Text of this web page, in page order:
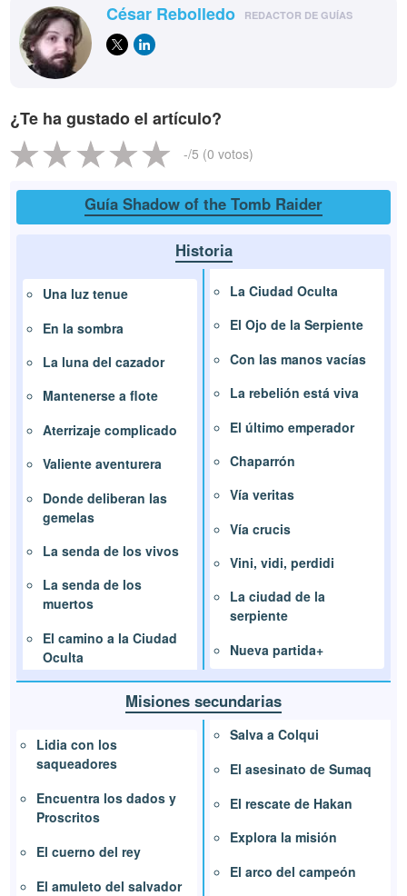
César Rebolledo REDACTOR DE GUÍAS
¿Te ha gustado el artículo?
-/5 (0 votos)
Guía Shadow of the Tomb Raider
Historia
Una luz tenue
En la sombra
La luna del cazador
Mantenerse a flote
Aterrizaje complicado
Valiente aventurera
Donde deliberan las
gemelas
La senda de los vivos
La senda de los
muertos
El camino a la Ciudad
Oculta
La Ciudad Oculta
El Ojo de la Serpiente
Con las manos vacías
La rebelión está viva
El último emperador
Chaparrón
Vía veritas
Vía crucis
Vini, vidi, perdidi
La ciudad de la
serpiente
Nueva partida+
Misiones secundarias
Lidia con los
saqueadores
Encuentra los dados y
Proscritos
El cuerno del rey
El amuleto del salvador
Salva a Colqui
El asesinato de Sumaq
El rescate de Hakan
Explora la misión
El arco del campeón